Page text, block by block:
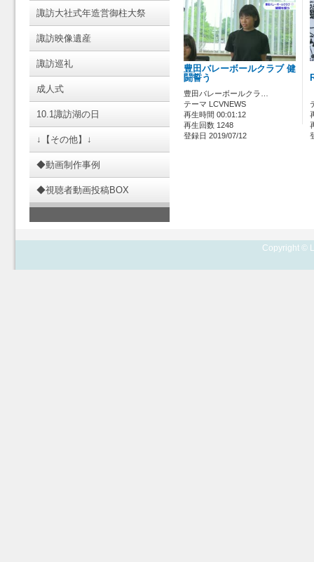
諏訪大社式年造営御柱大祭
諏訪映像遺産
諏訪巡礼
成人式
10.1諏訪湖の日
↓【その他】↓
◆動画制作事例
◆視聴者動画投稿BOX
豊田バレーボールクラブ 健
闘誓う
豊田バレーボールクラ…
テーマ LCVNEWS
再生時間 00:01:12
再生回数 1248
登録日 2019/07/12
Copyright ©